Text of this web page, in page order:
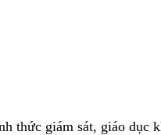
thức giám sát, giáo dục